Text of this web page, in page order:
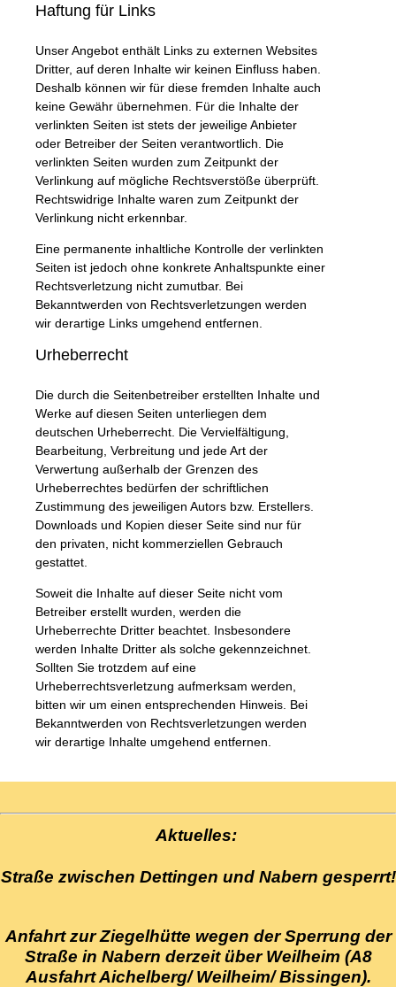
Haftung für Links
Unser Angebot enthält Links zu externen Websites
Dritter, auf deren Inhalte wir keinen Einfluss haben.
Deshalb können wir für diese fremden Inhalte auch
keine Gewähr übernehmen. Für die Inhalte der
verlinkten Seiten ist stets der jeweilige Anbieter
oder Betreiber der Seiten verantwortlich. Die
verlinkten Seiten wurden zum Zeitpunkt der
Verlinkung auf mögliche Rechtsverstöße überprüft.
Rechtswidrige Inhalte waren zum Zeitpunkt der
Verlinkung nicht erkennbar.
Eine permanente inhaltliche Kontrolle der verlinkten
Seiten ist jedoch ohne konkrete Anhaltspunkte einer
Rechtsverletzung nicht zumutbar. Bei
Bekanntwerden von Rechtsverletzungen werden
wir derartige Links umgehend entfernen.
Urheberrecht
Die durch die Seitenbetreiber erstellten Inhalte und
Werke auf diesen Seiten unterliegen dem
deutschen Urheberrecht. Die Vervielfältigung,
Bearbeitung, Verbreitung und jede Art der
Verwertung außerhalb der Grenzen des
Urheberrechtes bedürfen der schriftlichen
Zustimmung des jeweiligen Autors bzw. Erstellers.
Downloads und Kopien dieser Seite sind nur für
den privaten, nicht kommerziellen Gebrauch
gestattet.
Soweit die Inhalte auf dieser Seite nicht vom
Betreiber erstellt wurden, werden die
Urheberrechte Dritter beachtet. Insbesondere
werden Inhalte Dritter als solche gekennzeichnet.
Sollten Sie trotzdem auf eine
Urheberrechtsverletzung aufmerksam werden,
bitten wir um einen entsprechenden Hinweis. Bei
Bekanntwerden von Rechtsverletzungen werden
wir derartige Inhalte umgehend entfernen.
Aktuelles:
Straße zwischen Dettingen und Nabern gesperrt!
Anfahrt zur Ziegelhütte wegen der Sperrung der
Straße in Nabern derzeit über Weilheim (A8
Ausfahrt Aichelberg/ Weilheim/ Bissingen).